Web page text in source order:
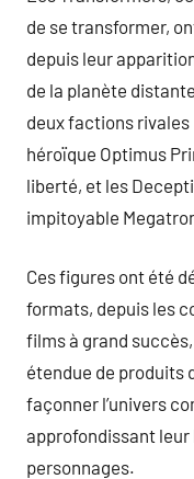
de se transformer,
depuis leur
de la planète
deux factions rivales
héroïque Optimus
liberté, et les
impitoyable
Ces figures ont été
formats, depuis les
films à grand
étendue de produits
façonner l’univers
approfondissant
personnages.